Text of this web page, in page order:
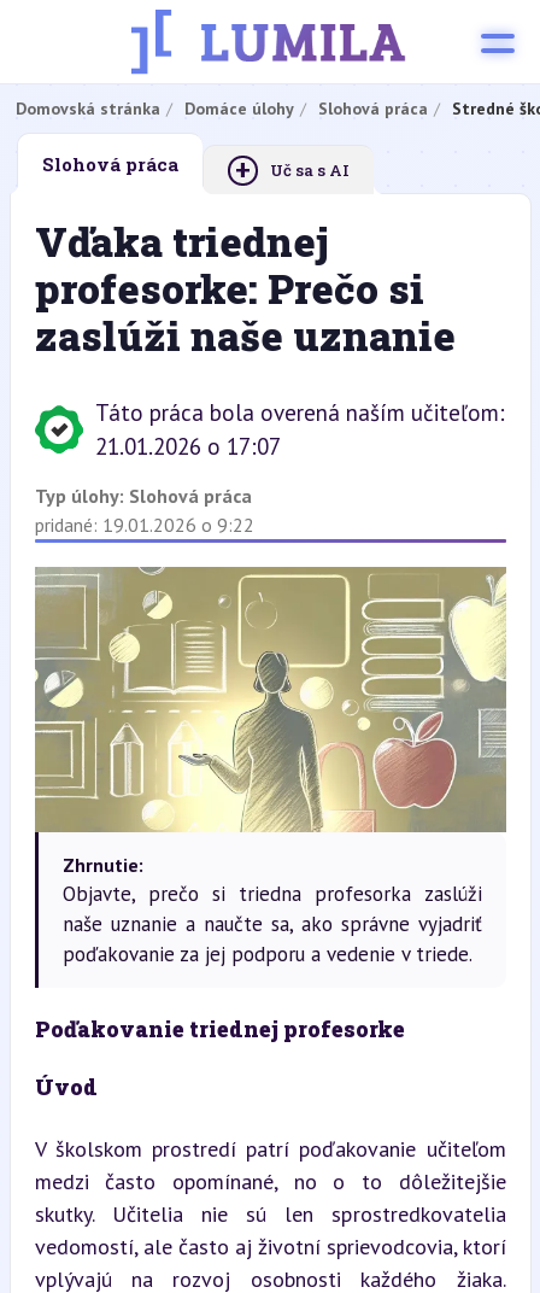
Domovská stránka Domáce úlohy Slohová práca Stredné
Slohová práca + Uč sa s AI
Vďaka triednej
profesorke: Prečo si
zaslúži naše uznanie
Táto práca bola overená naším učiteľom:
21.01.2026 o 17:07
Typ úlohy: Slohová práca
pridané: 19.01.2026 o 9:22
Zhrnutie:
Objavte, prečo si triedna profesorka zaslúži
naše uznanie a naučte sa, ako správne vyjadriť
poďakovanie za jej podporu a vedenie v triede.
Poďakovanie triednej profesorke
Úvod
V školskom prostredí patrí poďakovanie učiteľom
medzi často opomínané, no o to dôležitejšie
skutky. Učitelia nie sú len sprostredkovatelia
vedomostí, ale často aj životní sprievodcovia, ktorí
vplývajú na rozvoj osobnosti každého žiaka.